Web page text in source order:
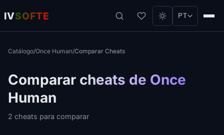
IVSOFTE PT
Catálogo/Once Human/Comparar Cheats
Comparar cheats de Once
Human
2 cheats para comparar